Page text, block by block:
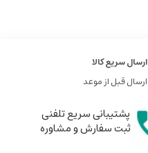
ارسال سریع کالا
ارسال قبل از موعد
پشتیبانی سریع تلفنی
ثبت سفارش و مشاوره